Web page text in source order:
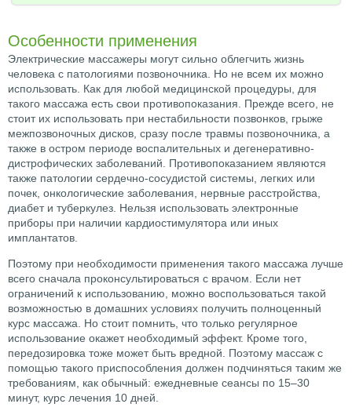
Особенности применения
Электрические массажеры могут сильно облегчить жизнь
человека с патологиями позвоночника. Но не всем их можно
использовать. Как для любой медицинской процедуры, для
такого массажа есть свои противопоказания. Прежде всего, не
стоит их использовать при нестабильности позвонков, грыже
межпозвоночных дисков, сразу после травмы позвоночника, а
также в остром периоде воспалительных и дегенеративно-
дистрофических заболеваний. Противопоказанием являются
также патологии сердечно-сосудистой системы, легких или
почек, онкологические заболевания, нервные расстройства,
диабет и туберкулез. Нельзя использовать электронные
приборы при наличии кардиостимулятора или иных
имплантатов.
Поэтому при необходимости применения такого массажа лучше
всего сначала проконсультироваться с врачом. Если нет
ограничений к использованию, можно воспользоваться такой
возможностью в домашних условиях получить полноценный
курс массажа. Но стоит помнить, что только регулярное
использование окажет необходимый эффект. Кроме того,
передозировка тоже может быть вредной. Поэтому массаж с
помощью такого приспособления должен подчиняться таким же
требованиям, как обычный: ежедневные сеансы по 15–30
минут, курс лечения 10 дней.